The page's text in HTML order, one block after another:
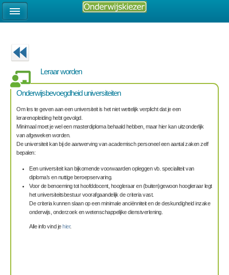
Leraar worden
Onderwijsbevoegdheid universiteiten
Om les te geven aan een universiteit is het niet wettelijk verplicht dat je een
lerarenopleiding hebt gevolgd.
Minimaal moet je wel een masterdiploma behaald hebben, maar hier kan uitzonderlijk
van afgeweken worden.
De universiteit kan bij de aanwerving van academisch personeel een aantal zaken zelf
bepalen:
Een universiteit kan bijkomende voorwaarden opleggen vb. specialiteit van
diploma’s en nuttige beroepservaring.
Voor de benoeming tot hoofddocent, hoogleraar en (buiten)gewoon hoogleraar legt
het universiteitsbestuur voorafgaandelijk de criteria vast.
De criteria kunnen slaan op een minimale anciënniteit en de deskundigheid inzake
onderwijs, onderzoek en wetenschappelijke dienstverlening.
Alle info vind jehier.